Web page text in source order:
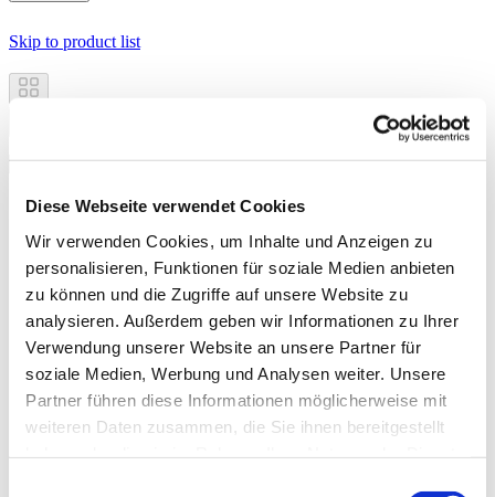
Diese Webseite verwendet Cookies
Wir verwenden Cookies, um Inhalte und Anzeigen zu
personalisieren, Funktionen für soziale Medien anbieten
zu können und die Zugriffe auf unsere Website zu
analysieren. Außerdem geben wir Informationen zu Ihrer
Verwendung unserer Website an unsere Partner für
soziale Medien, Werbung und Analysen weiter. Unsere
Partner führen diese Informationen möglicherweise mit
weiteren Daten zusammen, die Sie ihnen bereitgestellt
Skip to product list